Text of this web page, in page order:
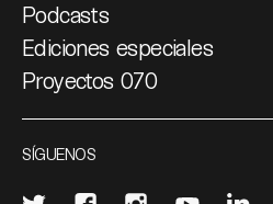
Podcasts
Ediciones especiales
Proyectos 070
SÍGUENOS